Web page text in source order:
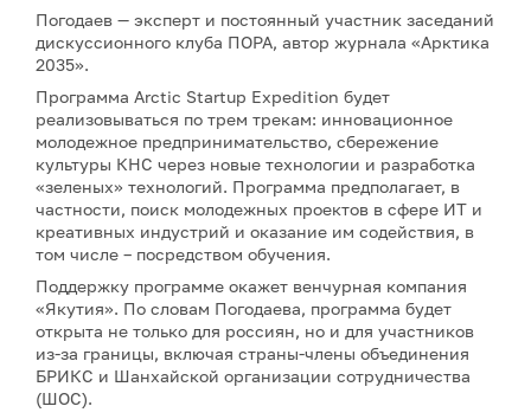
Погодаев — эксперт и постоянный участник заседаний
дискуссионного клуба ПОРА, автор журнала «Арктика
2035».
Программа Arctic Startup Expedition будет
реализовываться по трем трекам: инновационное
молодежное предпринимательство, сбережение
культуры КНС через новые технологии и разработка
«зеленых» технологий. Программа предполагает, в
частности, поиск молодежных проектов в сфере ИТ и
креативных индустрий и оказание им содействия, в
том числе – посредством обучения.
Поддержку программе окажет венчурная компания
«Якутия». По словам Погодаева, программа будет
открыта не только для россиян, но и для участников
из-за границы, включая страны-члены объединения
БРИКС и Шанхайской организации сотрудничества
(ШОС).